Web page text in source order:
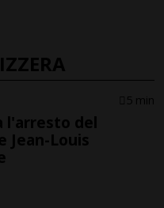
5 min
l'arresto del
Jean-Louis